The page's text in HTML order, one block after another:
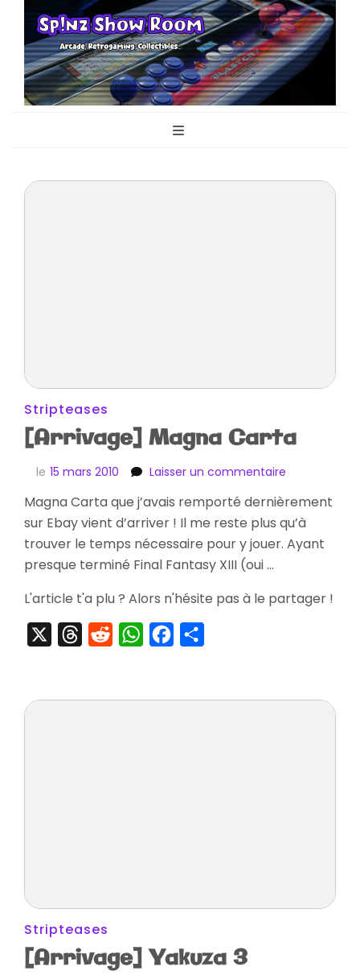
Sp!nz Show
Room
Stripteases
[Arrivage] Magna Carta
le 15 mars 2010 Laisser un commentaire
Magna
Carta
Magna Carta que j’avais remporté dernièrement
sur Ebay vient d’arriver ! Il me reste plus qu’à
trouver le temps nécessaire pour y jouer. Ayant
presque terminé Final Fantasy XIII (oui …
L'article t'a plu ? Alors n'hésite pas à le partager !
ThreadsRedditWhatsAppFacebook
Stripteases
[Arrivage] Yakuza 3